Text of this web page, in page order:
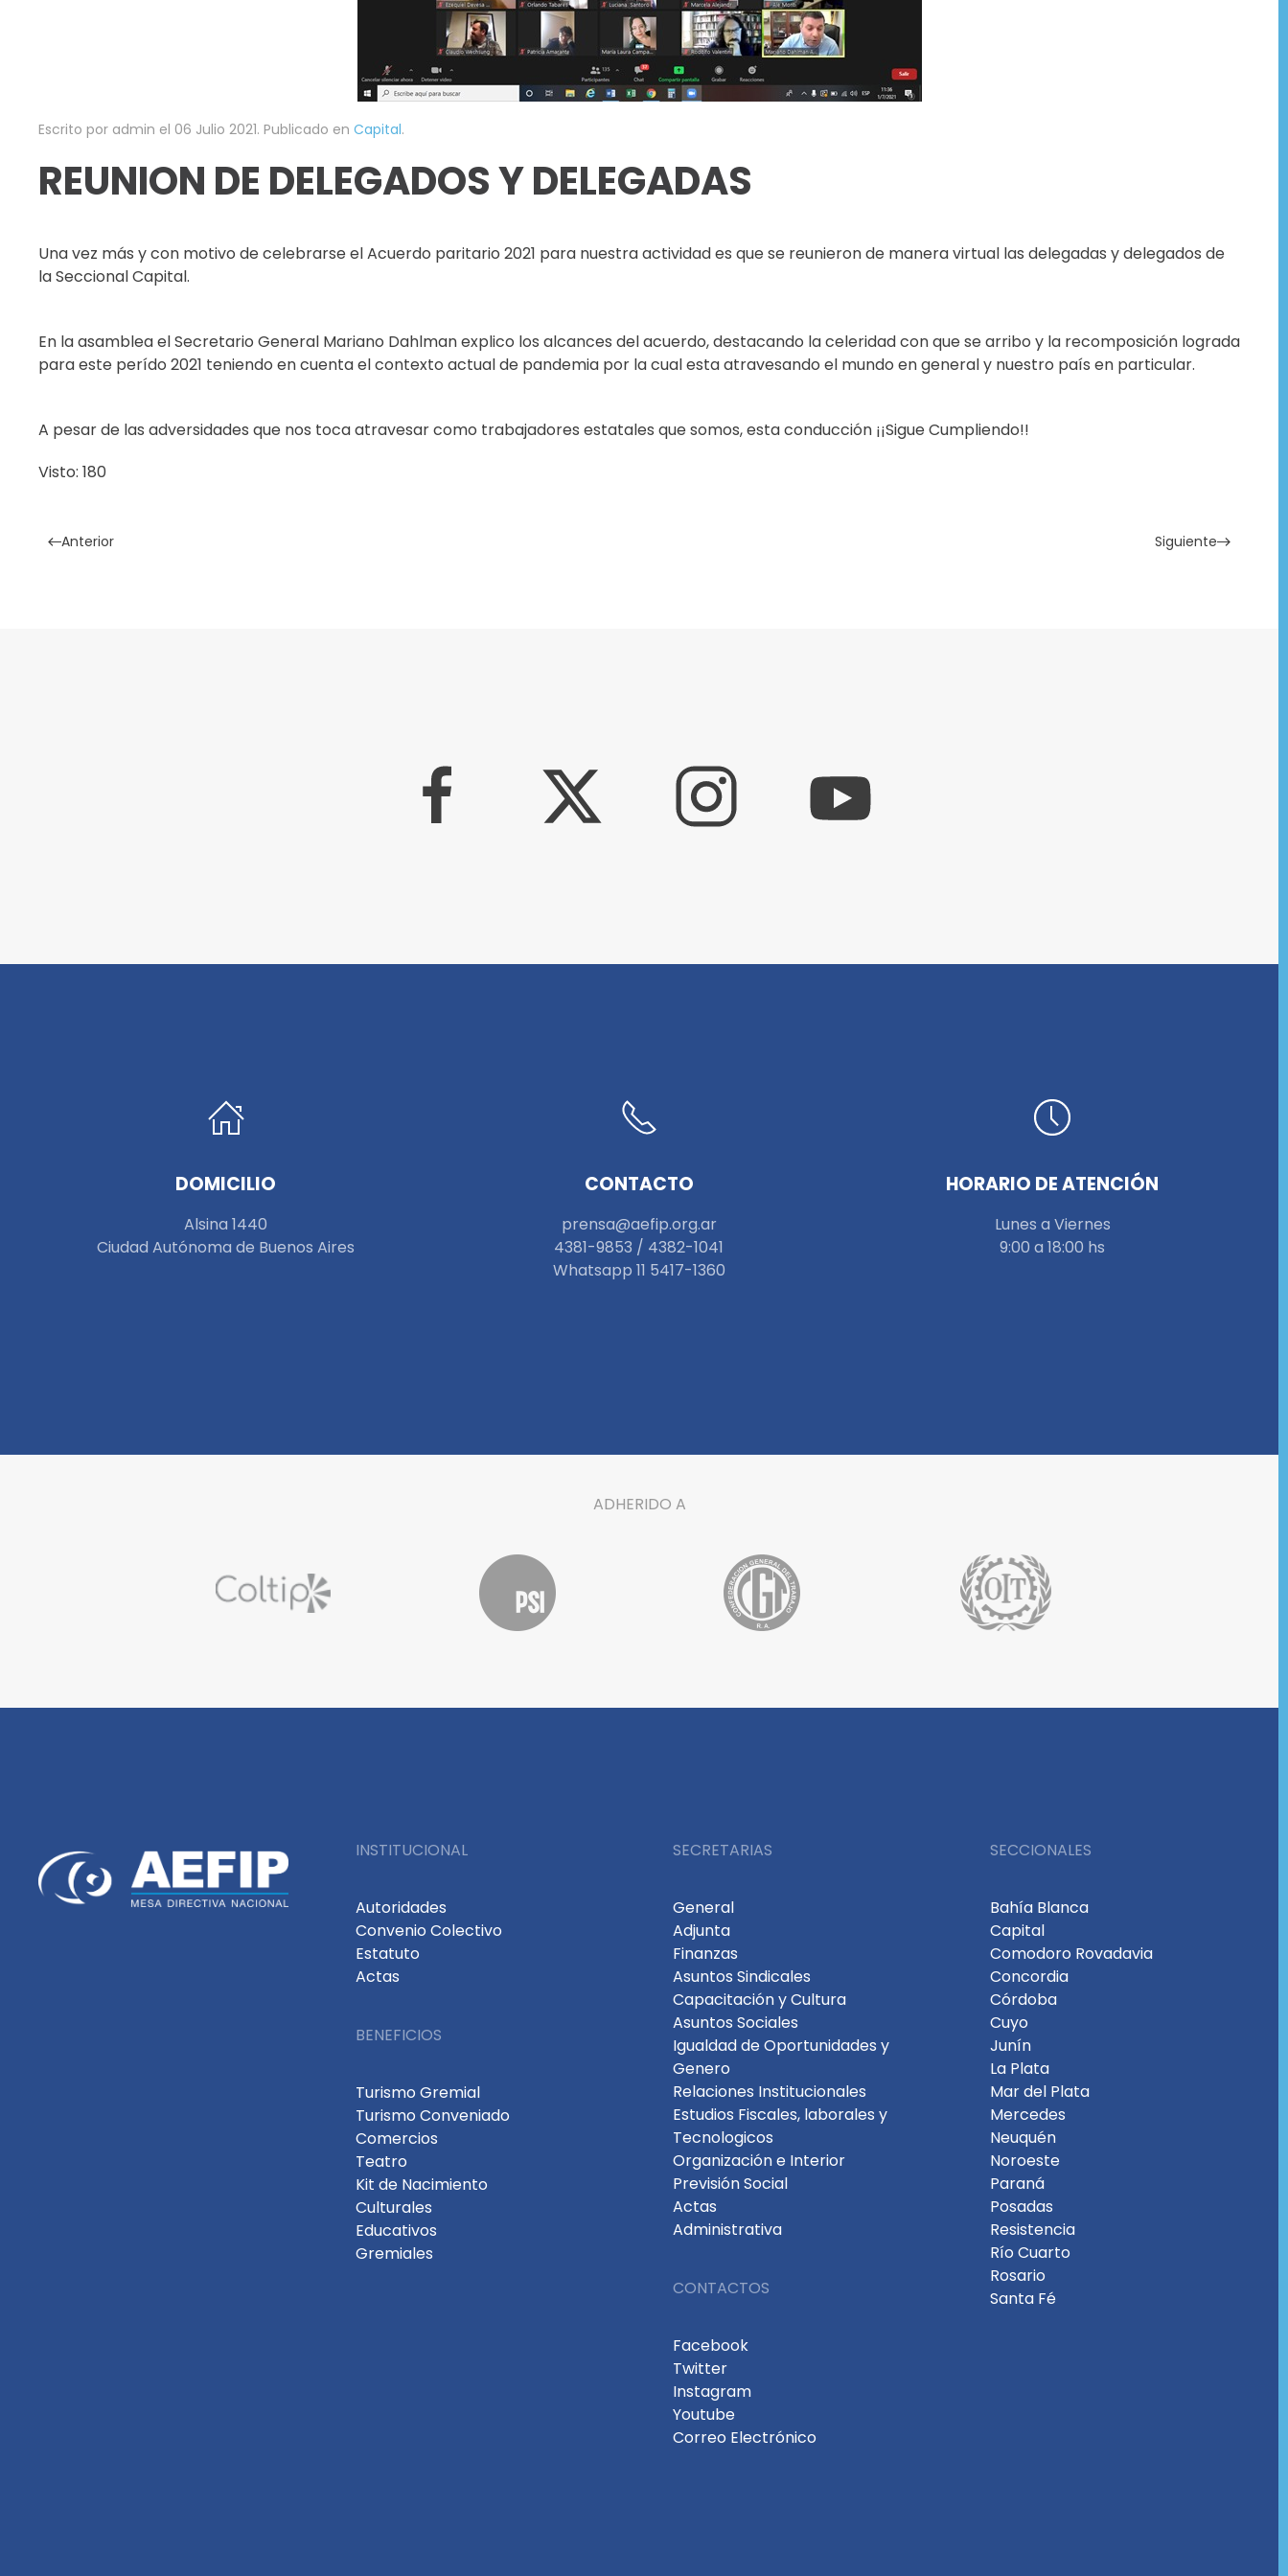
Escrito por admin el 06 Julio 2021. Publicado en Capital.
REUNION DE DELEGADOS Y DELEGADAS
Una vez más y con motivo de celebrarse el Acuerdo paritario 2021 para nuestra actividad es que se reunieron de manera virtual las delegadas y delegados de
la Seccional Capital.
En la asamblea el Secretario General Mariano Dahlman explico los alcances del acuerdo, destacando la celeridad con que se arribo y la recomposición lograda
para este perído 2021 teniendo en cuenta el contexto actual de pandemia por la cual esta atravesando el mundo en general y nuestro país en particular.
A pesar de las adversidades que nos toca atravesar como trabajadores estatales que somos, esta conducción ¡¡Sigue Cumpliendo!!
Visto: 180
Anterior Siguiente
DOMICILIO
Alsina 1440
Ciudad Autónoma de Buenos Aires
CONTACTO
prensa@aefip.org.ar
4381-9853 / 4382-1041
Whatsapp 11 5417-1360
HORARIO DE ATENCIÓN
Lunes a Viernes
9:00 a 18:00 hs
ADHERIDO A
INSTITUCIONAL
Autoridades
Convenio Colectivo
Estatuto
Actas
BENEFICIOS
Turismo Gremial
Turismo Conveniado
Comercios
Teatro
Kit de Nacimiento
Culturales
Educativos
Gremiales
SECRETARIAS
General
Adjunta
Finanzas
Asuntos Sindicales
Capacitación y Cultura
Asuntos Sociales
Igualdad de Oportunidades y
Genero
Relaciones Institucionales
Estudios Fiscales, laborales y
Tecnologicos
Organización e Interior
Previsión Social
Actas
Administrativa
CONTACTOS
Facebook
Twitter
Instagram
Youtube
Correo Electrónico
SECCIONALES
Bahía Blanca
Capital
Comodoro Rovadavia
Concordia
Córdoba
Cuyo
Junín
La Plata
Mar del Plata
Mercedes
Neuquén
Noroeste
Paraná
Posadas
Resistencia
Río Cuarto
Rosario
Santa Fé